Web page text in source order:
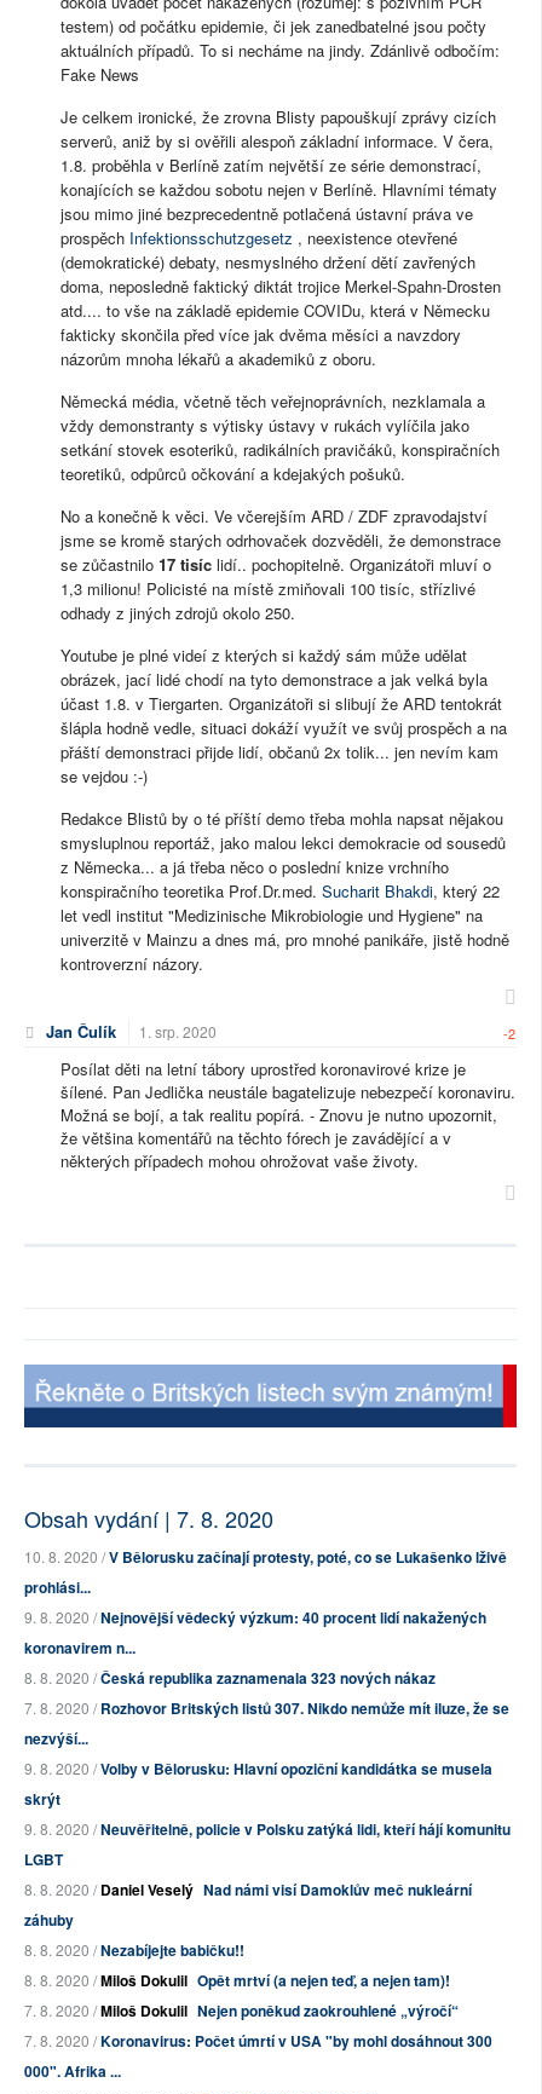
testem) od počátku epidemie, či jek zanedbatelné jsou počty
aktuálních případů. To si necháme na jindy. Zdánlivě odbočím:
Fake News
Je celkem ironické, že zrovna Blisty papouškují zprávy cizích
serverů, aniž by si ověřili alespoň základní informace. V čera,
1.8. proběhla v Berlíně zatím největší ze série demonstrací,
konajících se každou sobotu nejen v Berlíně. Hlavními tématy
jsou mimo jiné bezprecedentně potlačená ústavní práva ve
prospěch Infektionsschutzgesetz , neexistence otevřené
(demokratické) debaty, nesmyslného držení dětí zavřených
doma, neposledně faktický diktát trojice Merkel-Spahn-Drosten
atd.... to vše na základě epidemie COVIDu, která v Německu
fakticky skončila před více jak dvěma měsíci a navzdory
názorům mnoha lékařů a akademiků z oboru.
Německá média, včetně těch veřejnoprávních, nezklamala a
vždy demonstranty s výtisky ústavy v rukách vylíčila jako
setkání stovek esoteriků, radikálních pravičáků, konspiračních
teoretiků, odpůrců očkování a kdejakých pošuků.
No a konečně k věci. Ve včerejším ARD / ZDF zpravodajství
jsme se kromě starých odrhovaček dozvěděli, že demonstrace
se zůčastnilo 17 tisíc lidí.. pochopitelně. Organizátoři mluví o
1,3 milionu! Policisté na místě zmiňovali 100 tisíc, střízlivé
odhady z jiných zdrojů okolo 250.
Youtube je plné videí z kterých si každý sám může udělat
obrázek, jací lidé chodí na tyto demonstrace a jak velká byla
účast 1.8. v Tiergarten. Organizátoři si slibují že ARD tentokrát
šlápla hodně vedle, situaci dokáží využít ve svůj prospěch a na
přáští demonstraci přijde lidí, občanů 2x tolik... jen nevím kam
se vejdou :-)
Redakce Blistů by o té příští demo třeba mohla napsat nějakou
smysluplnou reportáž, jako malou lekci demokracie od sousedů
z Německa... a já třeba něco o poslední knize vrchního
konspiračního teoretika Prof.Dr.med. Sucharit Bhakdi, který 22
let vedl institut "Medizinische Mikrobiologie und Hygiene" na
univerzitě v Mainzu a dnes má, pro mnohé panikáře, jistě hodně
kontroverzní názory.
Jan Čulík 1. srp. 2020 -2
Posílat děti na letní tábory uprostřed koronavirové krize je
šílené. Pan Jedlička neustále bagatelizuje nebezpečí koronaviru.
Možná se bojí, a tak realitu popírá. - Znovu je nutno upozornit,
že většina komentářů na těchto fórech je zavádějící a v
některých případech mohou ohrožovat vaše životy.
Obsah vydání | 7. 8. 2020
10. 8. 2020 /V Bělorusku začínají protesty, poté, co se Lukašenko lživě
prohlási...
9. 8. 2020 /Nejnovější vědecký výzkum: 40 procent lidí nakažených
koronavirem n...
8. 8. 2020 /Česká republika zaznamenala 323 nových nákaz
7. 8. 2020 /Rozhovor Britských listů 307. Nikdo nemůže mít iluze, že se
nezvýší...
9. 8. 2020 /Volby v Bělorusku: Hlavní opoziční kandidátka se musela
skrýt
9. 8. 2020 /Neuvěřitelně, policie v Polsku zatýká lidi, kteří hájí komunitu
LGBT
8. 8. 2020 /Daniel Veselý Nad námi visí Damoklův meč nukleární
záhuby
8. 8. 2020 /Nezabíjejte babičku!!
8. 8. 2020 /Miloš Dokulil Opět mrtví (a nejen teď, a nejen tam)!
7. 8. 2020 /Miloš Dokulil Nejen poněkud zaokrouhlené „výročí“
7. 8. 2020 /Koronavirus: Počet úmrtí v USA "by mohl dosáhnout 300
000". Afrika ...